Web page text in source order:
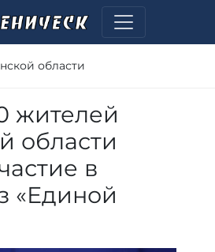
области
жителей
области
в
«Единой